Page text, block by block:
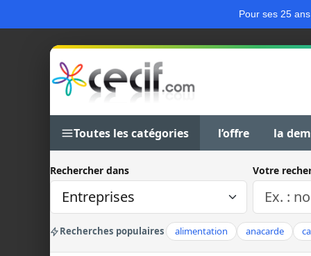
Pour ses 25
Toutes les catégories l’offre la
Rechercher dans Votre
Recherches populaires alimentation anacarde